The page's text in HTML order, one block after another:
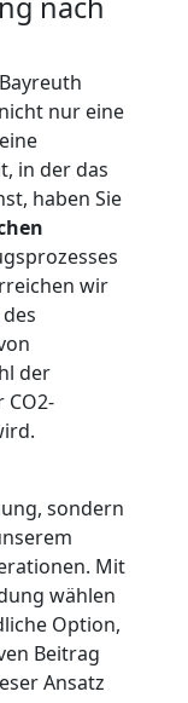
nur eine
in der das
haben Sie
wir
der
sondern
Mit
wählen
Option,
Beitrag
Ansatz